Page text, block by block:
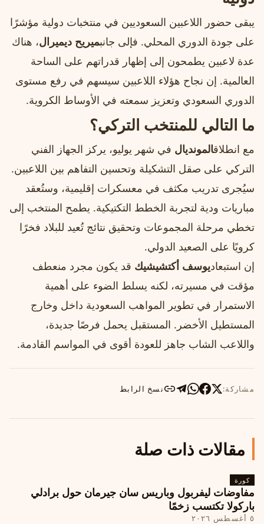
يبقى حضور اللاعبين السعوديين في منتخبات دولية مؤشرًا
على جودة الدوري المحلي. فإلى جانبميريح ديميرال، هناك
عدة لاعبين يطمحون إلى إظهار قدراتهم على الساحة
العالمية. إن نجاح هؤلاء اللاعبين سيسهم في رفع مستوى
الدوري السعودي وتعزيز سمعته في الأوساط الكروية.
ما التالي للمنتخب التركي؟
مع انطلاقالمونديال في شهر يوليو، يركز الجهاز الفني
التركي على صقل التشكيلة وتحسين التفاهم بين اللاعبين.
سيُجرى تدريب مكثف في معسكرات إقليمية، وستُعقد
مباريات ودية لتجربة الخطط التكتيكية. يطمح المنتخب إلى
تخطي مرحلة المجموعات وتحقيق نتائج تُعيد للبلاد فخرًا
كرويًا على الصعيد الدولي.
إن استبعاديوسف أكتشيشيك قد يكون مجرد منعطف
مؤقت في مسيرته، لكنه يسلط الضوء على أهمية
الاستمرار في تطوير المواهب السعودية داخل وخارج
المستطيل الأخضر. المستقبل يحمل فرصًا جديدة،
واللاعب الشاب جاهز للعودة أقوى في المواسم القادمة.
مشاركة: نسخ الرابط
مقالات ذات صلة
كورة
مفاوضات ليفربول وباريس سان جيرمان حول برادلي
باركولا تكتسب زخمًا
٥ أغسطس ٢٠٢٦